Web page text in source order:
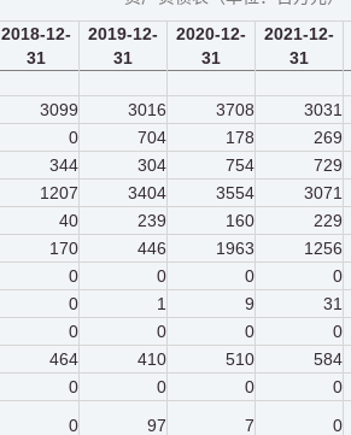
2018-12-
31
2019-12-
31
2020-12-
31
2021-12-
31
3099 3016 3708 3031
0 704 178 269
344 304 754 729
1207 3404 3554 3071
40 239 160 229
170 446 1963 1256
0 0 0 0
0 1 9 31
0 0 0 0
464 410 510 584
0 0 0 0
0 97 7 0